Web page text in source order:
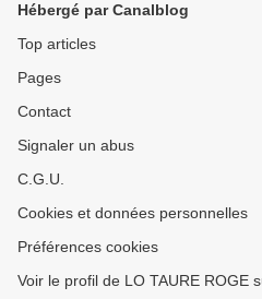
Hébergé par Canalblog
Top articles
Pages
Contact
Signaler un abus
C.G.U.
Cookies et données personnelles
Préférences cookies
Voir le profil de LO TAURE ROGE